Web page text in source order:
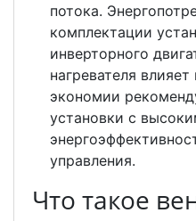
потока.
комплектации
инверторного
нагревателя
экономии
установки с
управления.
Что такое